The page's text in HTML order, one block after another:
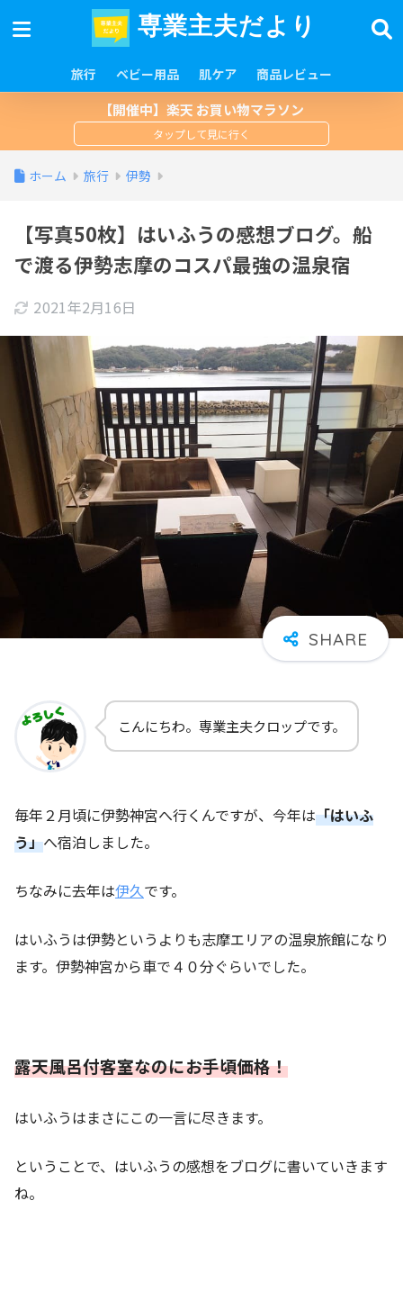
専業主夫だより
旅行 ベビー用品 肌ケア 商品レビュー
【開催中】楽天 お買い物マラソン
ホーム 旅行 伊勢
【写真50枚】はいふうの感想ブログ。船
で渡る伊勢志摩のコスパ最強の温泉宿
2021年2月16日
こんにちわ。専業主夫クロップです。
毎年２月頃に伊勢神宮へ行くんですが、今年は「はいふ
う」へ宿泊しました。
ちなみに去年は伊久です。
はいふうは伊勢というよりも志摩エリアの温泉旅館になり
ます。伊勢神宮から車で４０分ぐらいでした。
露天風呂付客室なのにお手頃価格！
はいふうはまさにこの一言に尽きます。
ということで、はいふうの感想をブログに書いていきます
ね。